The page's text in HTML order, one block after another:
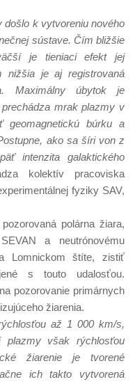
došlo k vytvoreniu nového
sústave. Čím bližšie
je tieniaci efekt jej
nižšia je aj registrovaná
Maximálny úbytok je
mrak plazmy v
geomagnetickú búrku a
ako sa šíri von z
intenzita galaktického
kolektív pracoviska
fyziky SAV,
polárna žiara,
a neutrónovému
Lomnickom štíte, zistiť
s touto udalosťou.
pozorovanie primárnych
žiarenia.
až 1 000 km/s,
plazmy však rýchlosťou
žiarenie je tvorené
ich takto vytvorená